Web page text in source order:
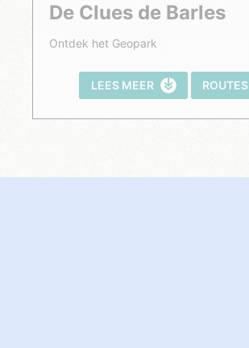
De Clues de Barles
Ontdek het Geopark
LEES MEER ROUTES